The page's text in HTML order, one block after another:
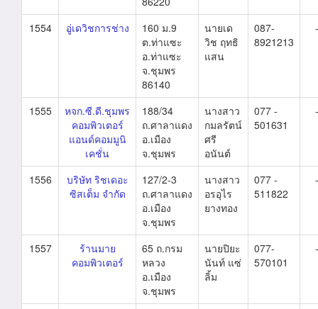
1554 อู่เดวิชการช่าง
160 ม.9
ต.ท่าแซะ
อ.ท่าแซะ
จ.ชุมพร
86140
นายเด
วิช ฤทธิ
แสน
087-
8921213
-
1555
หจก.ซี.ดี.ชุมพร
คอมพิวเตอร์
แอนด์คอมมูนิ
เคชั่น
188/34
ถ.ศาลาแดง
อ.เมือง
จ.ชุมพร
นางสาว
กมลรัตน์
ศรี
อนันต์
077 -
501631
-
1556
บริษัท ริชเดอะ
ซิสเต็ม จำกัด
127/2-3
ถ.ศาลาแดง
อ.เมือง
จ.ชุมพร
นางสาว
อรอุไร
ยางทอง
077 -
511822
-
1557
ร้านมาย
คอมพิวเตอร์
65 ถ.กรม
หลวง
อ.เมือง
จ.ชุมพร
นายปิยะ
นันท์ แซ่
ลิ้ม
077-
570101
-